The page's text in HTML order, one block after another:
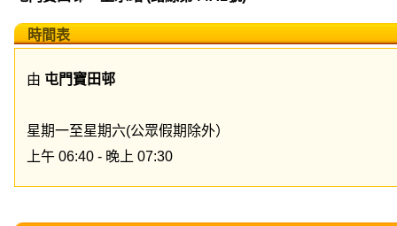
時間表
由 屯門寶田邨
星期一至星期六(公眾假期除外）
上午 06:40 - 晚上 07:30